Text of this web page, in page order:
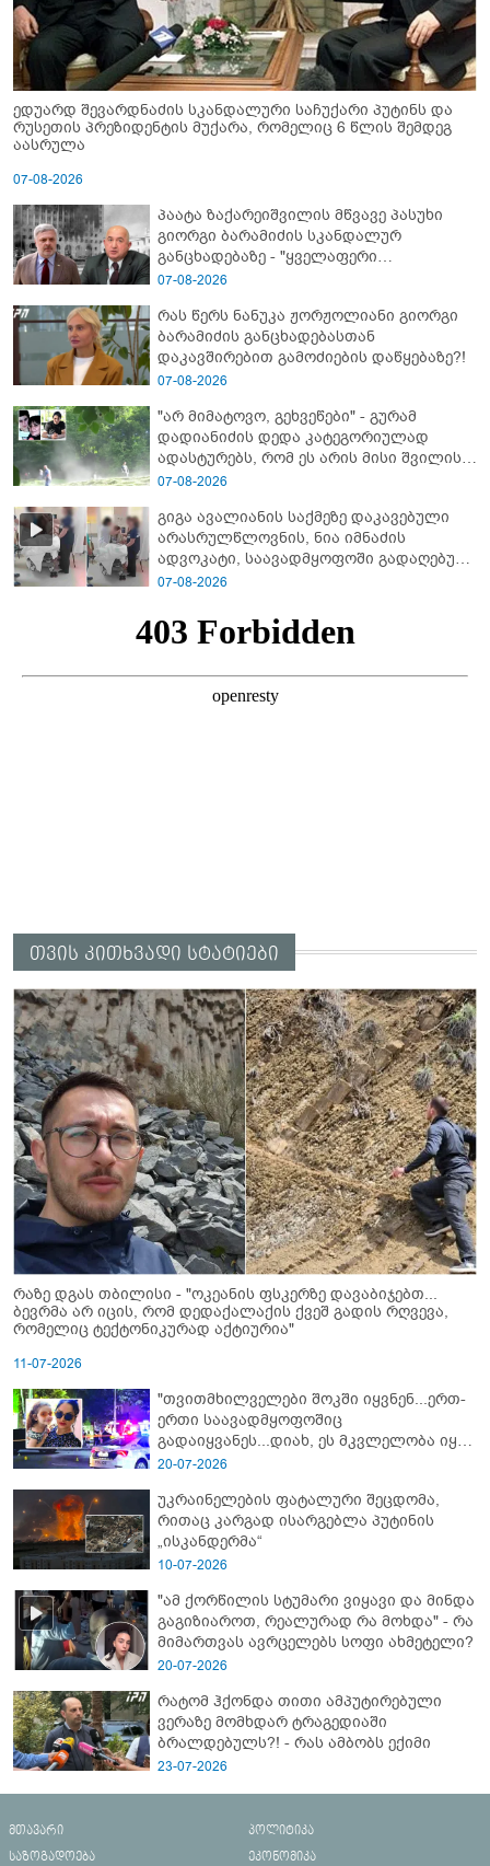
ედუარდ შევარდნაძის სკანდალური საჩუქარი პუტინს და
რუსეთის პრეზიდენტის მუქარა, რომელიც 6 წლის შემდეგ
აასრულა
07-08-2026
პაატა ზაქარეიშვილის მწვავე პასუხი
გიორგი ბარამიძის სკანდალურ
განცხადებაზე - "ყველაფერი
დეტალურად ვიცი... კამანში მოკლული
ბარამიძე კი ტყუის"
07-08-2026
რას წერს ნანუკა ჟორჟოლიანი გიორგი
ბარამიძის განცხადებასთან
დაკავშირებით გამოძიების დაწყებაზე?!
07-08-2026
"არ მიმატოვო, გეხვეწები" - გუ­რა­მ
დადიანიძის დედა კა­ტე­გო­რი­უ­ლად
ადას­ტუ­რებს, რომ ეს არის მისი შვი­ლის
ხმა
07-08-2026
გიგა ავალიანის საქმეზე დაკავებული
არასრულწლოვნის, ნია იმნაძის
ადვოკატი, საავადმყოფოში გადაღებულ
კადრებს ავრცელებს
07-08-2026
თვის კითხვადი სტატიები
რაზე დგას თბილისი - "ოკეანის ფსკერზე დავაბიჯებთ...
ბევრმა არ იცის, რომ დედაქალაქის ქვეშ გადის რღვევა,
რომელიც ტექტონიკურად აქტიურია"
11-07-2026
"თვითმხილველები შოკში იყვნენ...ერთ-
ერთი საავადმყოფოშიც
გადაიყვანეს...დიახ, ეს მკვლელობა იყო"
- გორში დატრიალებული ტრაგედიის
20-07-2026
უკრაინელების ფატალური შეცდომა,
რითაც კარგად ისარგებლა პუტინის
„ისკანდერმა“
10-07-2026
"ამ ქორწილის სტუმარი ვიყავი და მინდა
გაგიზიაროთ, რეალურად რა მოხდა" - რა
მიმართვას ავრცელებს სოფი ახმეტელი?
20-07-2026
რატომ ჰქონდა თითი ამპუტირებული
ვერაზე მომხდარ ტრაგედიაში
ბრალდებულს?! - რას ამბობს ექიმი
23-07-2026
მთავარი
პოლიტიკა
საზოგადოება
ეკონომიკა